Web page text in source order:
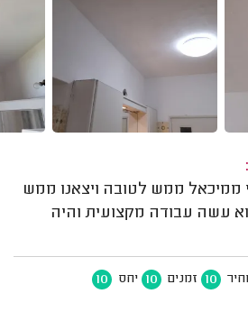
ממש לטובה ויצאנו ממש
עשה עבודה מקצועית והיה
10 זמנים 10 יחס 10